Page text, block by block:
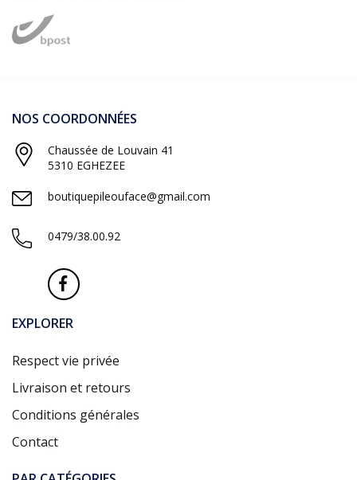
NOS COORDONNÉES
Chaussée de Louvain 41
5310 EGHEZEE
boutiquepileouface@gmail.com
0479/38.00.92
EXPLORER
Respect vie privée
Livraison et retours
Conditions générales
Contact